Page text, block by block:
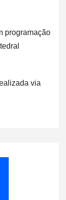
programação
via